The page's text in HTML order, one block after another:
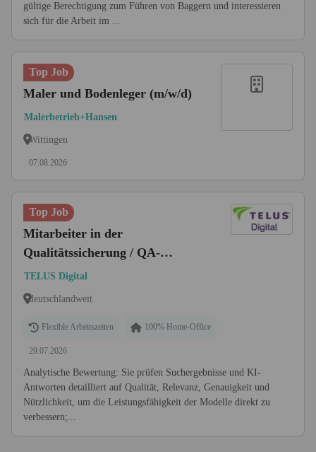
gültige Berechtigung zum Führen von Baggern und interessieren
sich für die Arbeit im ...
Top Job
Maler und Bodenleger (m/w/d)
Malerbetrieb+Hansen
Wittingen
07.08.2026
Top Job
Mitarbeiter in der
Qualitätssicherung / QA-
Bewerter (m/w/d)
TELUS Digital
deutschlandweit
Flexible Arbeitszeiten 100% Home-Office
29.07.2026
Analytische Bewertung: Sie prüfen Suchergebnisse und KI-
Antworten detailliert auf Qualität, Relevanz, Genauigkeit und
Nützlichkeit, um die Leistungsfähigkeit der Modelle direkt zu
verbessern;...